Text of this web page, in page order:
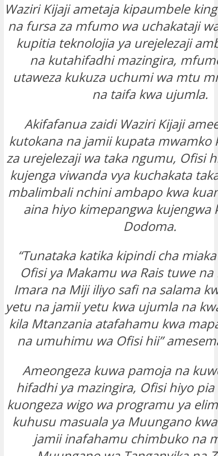
Waziri Kijaji ametaja kipaumbele
na fursa za mfumo wa uchakataji
kupitia teknolojia ya urejelezaji
na kutahifadhi mazingira,
utaweza kukuza uchumi wa mtu
na taifa kwa ujumla.
Akifafanua zaidi Waziri Kijaji
kutokana na jamii kupata mwamko
za urejelezaji wa taka ngumu, Ofisi
kujenga viwanda vya kuchakata
mbalimbali nchini ambapo kwa
aina hiyo kimepangwa kujengwa
Dodoma.
“Tunataka katika kipindi cha
Ofisi ya Makamu wa Rais tuwe
Imara na Miji iliyo safi na salama
yetu na jamii yetu kwa ujumla na
kila Mtanzania atafahamu kwa
na umuhimu wa Ofisi hii”
Ameongeza kuwa pamoja na
hifadhi ya mazingira, Ofisi hiyo
kuongeza wigo wa programu ya
kuhusu masuala ya Muungano
jamii inafahamu chimbuko na